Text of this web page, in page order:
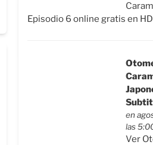
Episodio 6 online gratis en HD
en
las
Ver